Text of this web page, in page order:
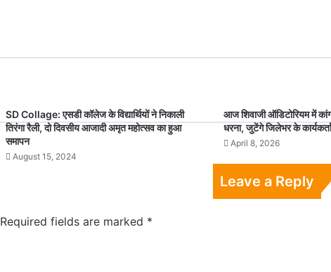
SD Collage: एसडी कॉलेज के विद्यार्थियों ने निकाली
तिरंगा रैली, दो दिवसीय आजादी अमृत महोत्सव का हुआ
समापन
August 15, 2024
आज शिवाजी ऑडिटोरियम में
धरना, जुटेंगे जिलेभर के
April 8, 2026
Leave a Reply
Required fields are marked *